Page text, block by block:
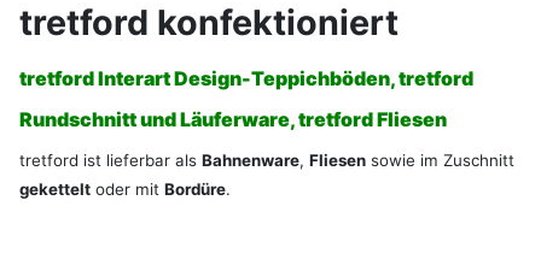
tretford konfektioniert
tretford Interart Design-Teppichböden, tretford
Rundschnitt und Läuferware, tretford Fliesen
tretford ist lieferbar als Bahnenware, Fliesen sowie im Zuschnitt
gekettelt oder mit Bordüre.